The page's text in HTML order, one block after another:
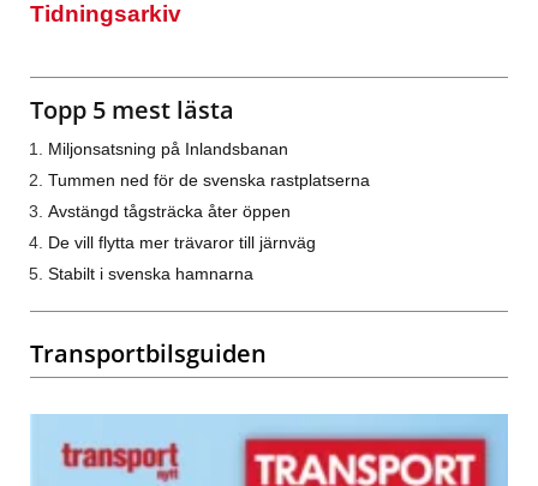
Tidningsarkiv
Topp 5 mest lästa
Miljonsatsning på Inlandsbanan
Tummen ned för de svenska rastplatserna
Avstängd tågsträcka åter öppen
De vill flytta mer trävaror till järnväg
Stabilt i svenska hamnarna
Transportbilsguiden